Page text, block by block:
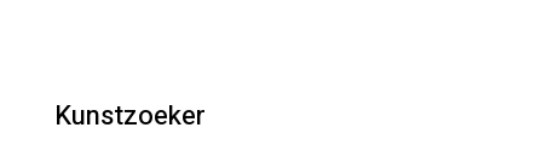
Kunstzoeker